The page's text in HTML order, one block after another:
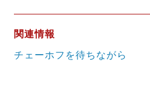
関連情報
チェーホフを待ちながら